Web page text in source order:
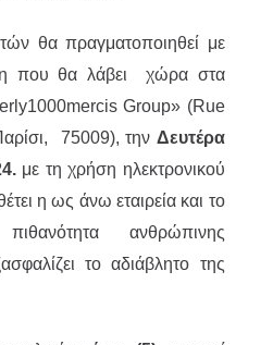
θα πραγματοποιηθεί με
που θα λάβει χώρα στα
Group» (Rue
75009), την Δευτέρα
με τη χρήση ηλεκτρονικού
η ως άνω εταιρεία και το
ανθρώπινης
το αδιάβλητο της